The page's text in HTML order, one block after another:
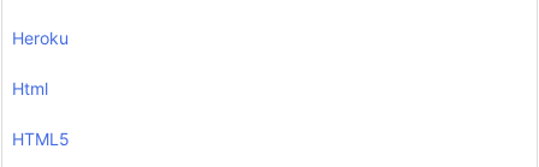
Heroku
Html
HTML5